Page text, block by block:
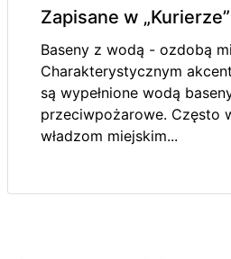
Zapisane w „Kurierze”
Baseny z wodą - ozdobą
Charakterystycznym
są wypełnione wodą
przeciwpożarowe. Często
władzom miejskim...